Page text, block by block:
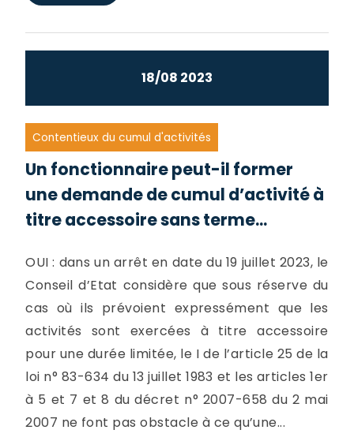
18/08 2023
Contentieux du cumul d'activités
Un fonctionnaire peut-il former
une demande de cumul d’activité à
titre accessoire sans terme...
OUI : dans un arrêt en date du 19 juillet 2023, le
Conseil d’Etat considère que sous réserve du
cas où ils prévoient expressément que les
activités sont exercées à titre accessoire
pour une durée limitée, le I de l’article 25 de la
loi n° 83-634 du 13 juillet 1983 et les articles 1er
à 5 et 7 et 8 du décret n° 2007-658 du 2 mai
2007 ne font pas obstacle à ce qu’une...